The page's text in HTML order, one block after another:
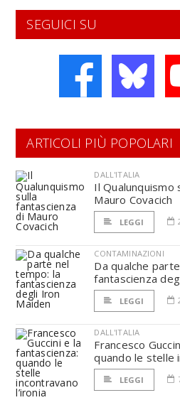
SEGUICI SU
ARTICOLI PIÙ POPOLARI
DALL'ITALIA
Il Qualunquismo
Mauro Covacich
LEGGI
CONTAMINAZIONI
Da qualche
fantascienza
LEGGI
DALL'ITALIA
Francesco
quando le stelle
LEGGI